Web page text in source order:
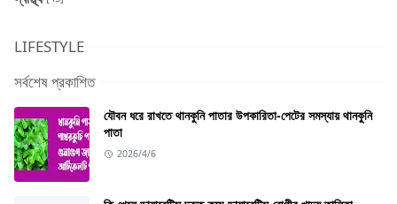
LIFESTYLE
সর্বশেষ প্রকাশিত
যৌবন ধরে রাখতে থানকুনি পাতার উপকারিতা-পেটের সমস্যায় থানকুনি
পাতা
2026/4/6